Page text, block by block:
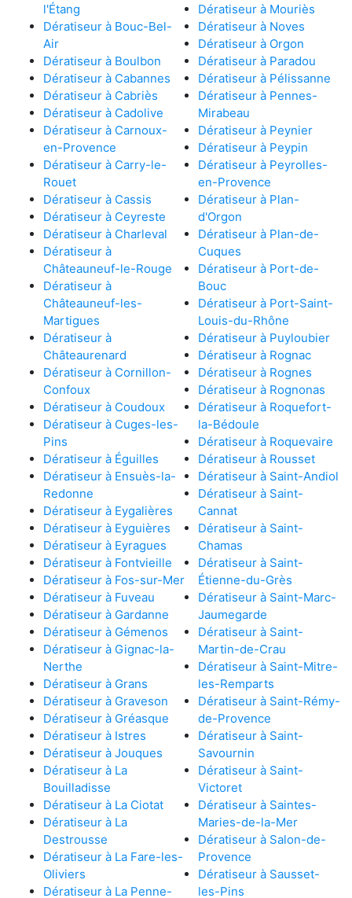
l'Étang
Dératiseur à Bouc-Bel-
Air
Dératiseur à Boulbon
Dératiseur à Cabannes
Dératiseur à Cabriès
Dératiseur à Cadolive
Dératiseur à Carnoux-
en-Provence
Dératiseur à Carry-le-
Rouet
Dératiseur à Cassis
Dératiseur à Ceyreste
Dératiseur à Charleval
Dératiseur à
Châteauneuf-le-Rouge
Dératiseur à
Châteauneuf-les-
Martigues
Dératiseur à
Châteaurenard
Dératiseur à Cornillon-
Confoux
Dératiseur à Coudoux
Dératiseur à Cuges-les-
Pins
Dératiseur à Éguilles
Dératiseur à Ensuès-la-
Redonne
Dératiseur à Eygalières
Dératiseur à Eyguières
Dératiseur à Eyragues
Dératiseur à Fontvieille
Dératiseur à Fos-sur-Mer
Dératiseur à Fuveau
Dératiseur à Gardanne
Dératiseur à Gémenos
Dératiseur à Gignac-la-
Nerthe
Dératiseur à Grans
Dératiseur à Graveson
Dératiseur à Gréasque
Dératiseur à Istres
Dératiseur à Jouques
Dératiseur à La
Bouilladisse
Dératiseur à La Ciotat
Dératiseur à La
Destrousse
Dératiseur à La Fare-les-
Oliviers
Dératiseur à La Penne-
Dératiseur à Mouriès
Dératiseur à Noves
Dératiseur à Orgon
Dératiseur à Paradou
Dératiseur à Pélissanne
Dératiseur à Pennes-
Mirabeau
Dératiseur à Peynier
Dératiseur à Peypin
Dératiseur à Peyrolles-
en-Provence
Dératiseur à Plan-
d'Orgon
Dératiseur à Plan-de-
Cuques
Dératiseur à Port-de-
Bouc
Dératiseur à Port-Saint-
Louis-du-Rhône
Dératiseur à Puyloubier
Dératiseur à Rognac
Dératiseur à Rognes
Dératiseur à Rognonas
Dératiseur à Roquefort-
la-Bédoule
Dératiseur à Roquevaire
Dératiseur à Rousset
Dératiseur à Saint-Andiol
Dératiseur à Saint-
Cannat
Dératiseur à Saint-
Chamas
Dératiseur à Saint-
Étienne-du-Grès
Dératiseur à Saint-Marc-
Jaumegarde
Dératiseur à Saint-
Martin-de-Crau
Dératiseur à Saint-Mitre-
les-Remparts
Dératiseur à Saint-Rémy-
de-Provence
Dératiseur à Saint-
Savournin
Dératiseur à Saint-
Victoret
Dératiseur à Saintes-
Maries-de-la-Mer
Dératiseur à Salon-de-
Provence
Dératiseur à Sausset-
les-Pins